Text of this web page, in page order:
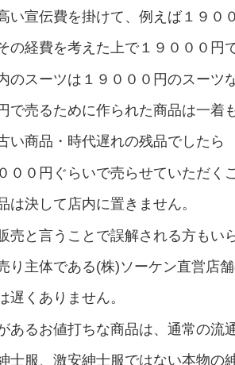
い宣伝費を掛けて、例えば１９０
の経費を考えた上で１９０００円
のスーツは１９０００円のスーツ
で売るために作られた商品は一着
い商品・時代遅れの残品でしたら
００円ぐらいで売らせていただく
は決して店内に置きません。
売と言うことで誤解される方もい
り主体である(株)ソーケン直営店
遅くありません。
あるお値打ちな商品は、通常の流
士服、激安紳士服ではない本物の